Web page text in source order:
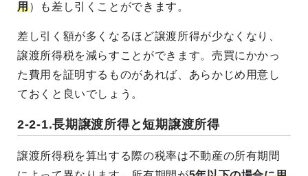
用）も差し引くことができます。
差し引く額が多くなるほど譲渡所得が少なくなり、
譲渡所得税を減らすことができます。売買にかかっ
た費用を証明するものがあれば、あらかじめ用意し
ておくと良いでしょう。
2-2-1.長期譲渡所得と短期譲渡所得
譲渡所得税を算出する際の税率は不動産の所有期間